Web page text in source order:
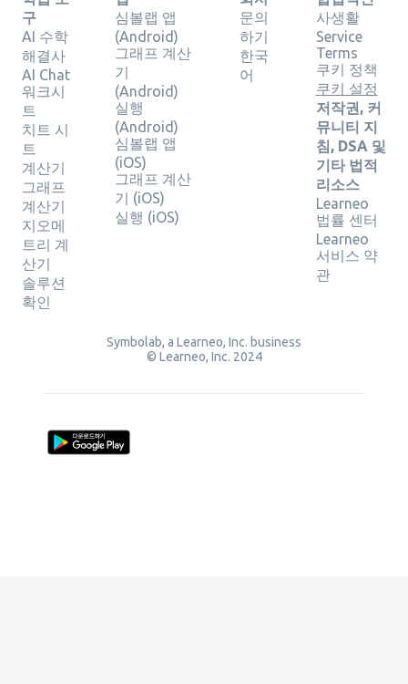
구
AI 수학
해결사
AI Chat
워크시
트
치트 시
트
계산기
그래프
계산기
지오메
트리 계
산기
솔루션
확인
심볼랩 앱
(Android)
그래프 계산
기
(Android)
실행
(Android)
심볼랩 앱
(iOS)
그래프 계산
기 (iOS)
실행 (iOS)
문의
하기
한국
어
사생활
Service
Terms
쿠키 정책
쿠키 설정
저작권, 커
뮤니티 지
침, DSA 및
기타 법적
리소스
Learneo
법률 센터
Learneo
서비스 약
관
Symbolab, a Learneo, Inc. business
© Learneo, Inc. 2024